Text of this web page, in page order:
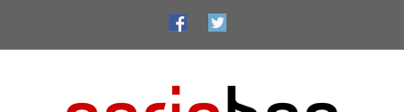
contenu